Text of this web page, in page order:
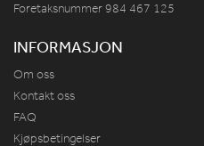
Foretaksnummer 984 467 125
INFORMASJON
Om oss
Kontakt oss
FAQ
Kjøpsbetingelser